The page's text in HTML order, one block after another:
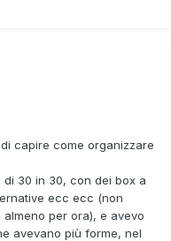
capire come organizzare
30 in 30, con dei box a
ecc ecc (non
per ora), e avevo
avevano più forme, nel